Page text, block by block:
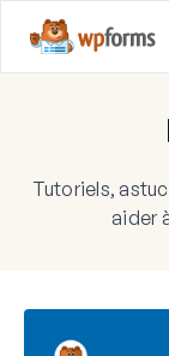
Tutoriels,
aider